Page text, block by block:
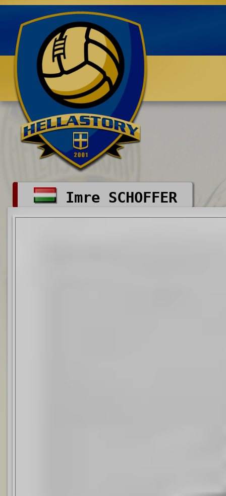
Benvenuti su HELLASTORY.net
Imre SCHOFFER